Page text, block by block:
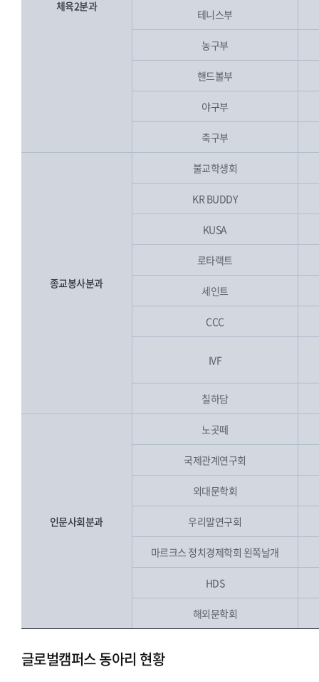
체육2분과
테니스부
농구부
핸드볼부
야구부
축구부
종교봉사분과
불교학생회
KR BUDDY
KUSA
로타랙트
세인트
CCC
IVF
칠하담
인문사회분과
노곳떼
국제관계연구회
외대문학회
우리말연구회
마르크스 정치경제학회 왼쪽날개
HDS
해외문학회
글로벌캠퍼스 동아리 현황